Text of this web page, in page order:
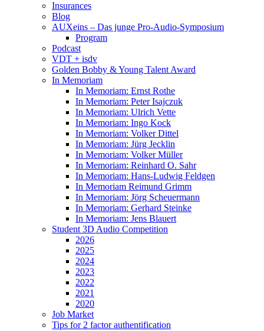
Insurances
Blog
AUXeins – Das junge Pro-Audio-Symposium
Program
Podcast
VDT + isdv
Golden Bobby & Young Talent Award
In Memoriam
In Memoriam: Ernst Rothe
In Memoriam: Peter Isajczuk
In Memoriam: Ulrich Vette
In Memoriam: Ingo Kock
In Memoriam: Volker Dittel
In Memoriam: Jürg Jecklin
In Memoriam: Volker Müller
In Memoriam: Reinhard O. Sahr
In Memoriam: Hans-Ludwig Feldgen
In Memoriam Reimund Grimm
In Memoriam: Jörg Scheuermann
In Memoriam: Gerhard Steinke
In Memoriam: Jens Blauert
Student 3D Audio Competition
2026
2025
2024
2023
2022
2021
2020
Job Market
Tips for 2 factor authentification